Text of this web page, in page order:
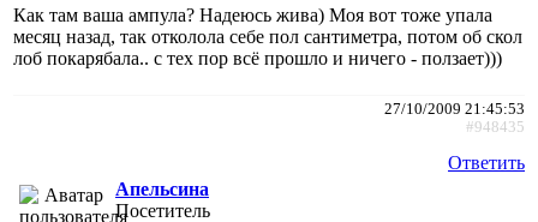
Как там ваша ампула? Надеюсь жива) Моя вот тоже упала
месяц назад, так отколола себе пол сантиметра, потом об скол
лоб покарябала.. с тех пор всё прошло и ничего - ползает)))
27/10/2009 21:45:53
#948435
Ответить
Апельсина
Посетитель